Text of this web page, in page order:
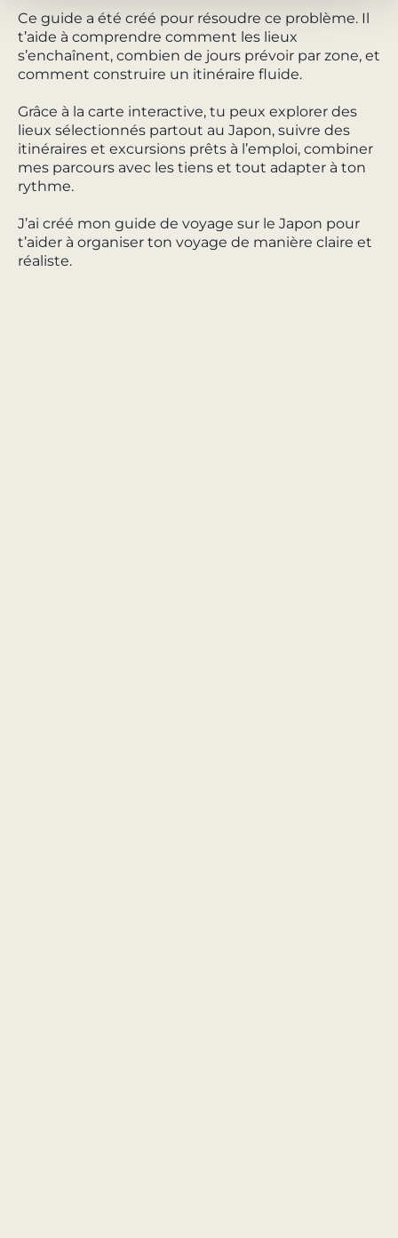
Ce guide a été créé pour résoudre ce problème. Il
t’aide à comprendre comment les lieux
s’enchaînent, combien de jours prévoir par zone, et
comment construire un itinéraire fluide.
Grâce à la carte interactive, tu peux explorer des
lieux sélectionnés partout au Japon, suivre des
itinéraires et excursions prêts à l’emploi, combiner
mes parcours avec les tiens et tout adapter à ton
rythme.
J’ai créé mon guide de voyage sur le Japon pour
t’aider à organiser ton voyage de manière claire et
réaliste.